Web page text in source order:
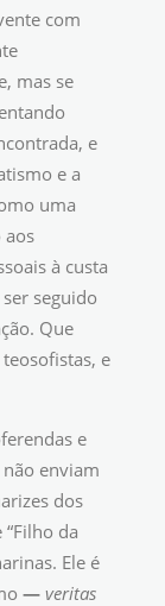
com
mas se
e
e a
uma
aos
à custa
seguido
Que
teosofistas, e
e
não enviam
dos
da
Ele é
— veritas